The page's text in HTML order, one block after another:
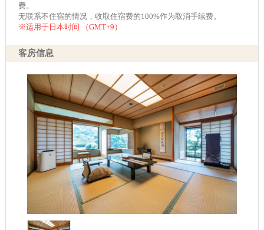
费。
无联系不住宿的情况，收取住宿费的100%作为取消手续费。
※适用于日本时间 （GMT+9）
客房信息